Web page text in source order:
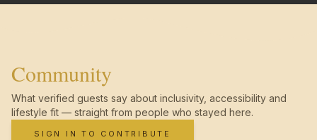
Community
What verified guests say about inclusivity, accessibility and
lifestyle fit — straight from people who stayed here.
SIGN IN TO CONTRIBUTE